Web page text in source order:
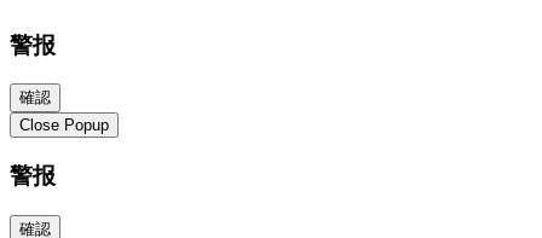
警报
確認
Close Popup
警报
確認